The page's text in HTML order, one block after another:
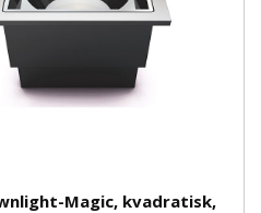
Magic, kvadratisk,